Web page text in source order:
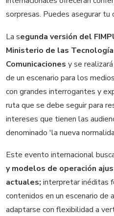
sorpresas. Puedes asegurar tu
La segunda versión del
Ministerio de las
Comunicaciones y se
de un escenario para los
con grandes interrogantes y
ruta que se debe seguir para
intereses que tienen las
denominado 'la nueva
Este evento internacional
y modelos de operación
actuales; interpretar inéditas
contenidos en un escenario
adaptarse con flexibilidad a